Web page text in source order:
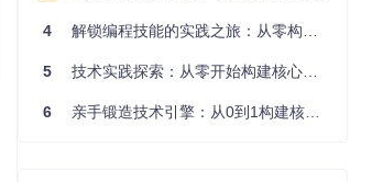
4 解锁编程技能的实践之旅：从零构建你的技术世界
5 技术实践探索：从零开始构建核心系统的实践指南
6 亲手锻造技术引擎：从0到1构建核心系统的实践指南